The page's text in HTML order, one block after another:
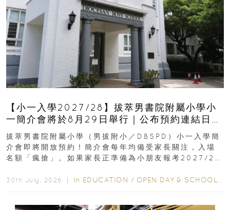
【小一入學2027/28】拔萃男書院附屬小學小
一簡介會將於8月29日舉行｜公布預約連結日期
｜更設有網上重溫
拔萃男書院附屬小學（男拔附小／DBSPD）小一入學簡
介會即將開放預約！簡介會每年均備受家長關注，入場
名額「瘋搶」。如果家長正準備為小朋友報考2027/28
30th July, 2026 ｜ In EDUCATION / OPEN DAY & SCHOOL EVENTS